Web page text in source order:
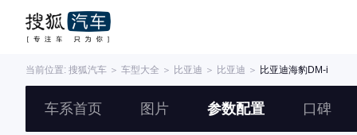
当前位置: 搜狐汽车 ＞ 车型大全 ＞ 比亚迪 ＞ 比亚迪 ＞ 比亚迪海豹DM-i
车系首页 图片 参数配置 口碑